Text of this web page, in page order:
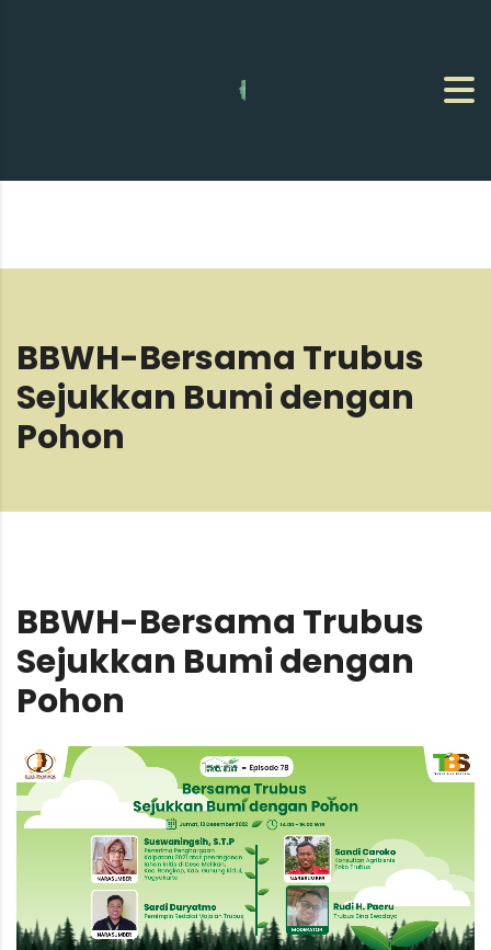
BBWH-Bersama Trubus
Sejukkan Bumi dengan
Pohon
BBWH-Bersama Trubus
Sejukkan Bumi dengan
Pohon